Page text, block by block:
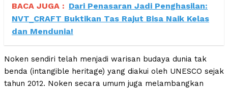
BACA JUGA : Dari Penasaran Jadi Penghasilan:
NVT_CRAFT Buktikan Tas Rajut Bisa Naik Kelas
dan Mendunia!
Noken sendiri telah menjadi warisan budaya dunia tak
benda (intangible heritage) yang diakui oleh UNESCO sejak
tahun 2012. Noken secara umum juga melambangkan